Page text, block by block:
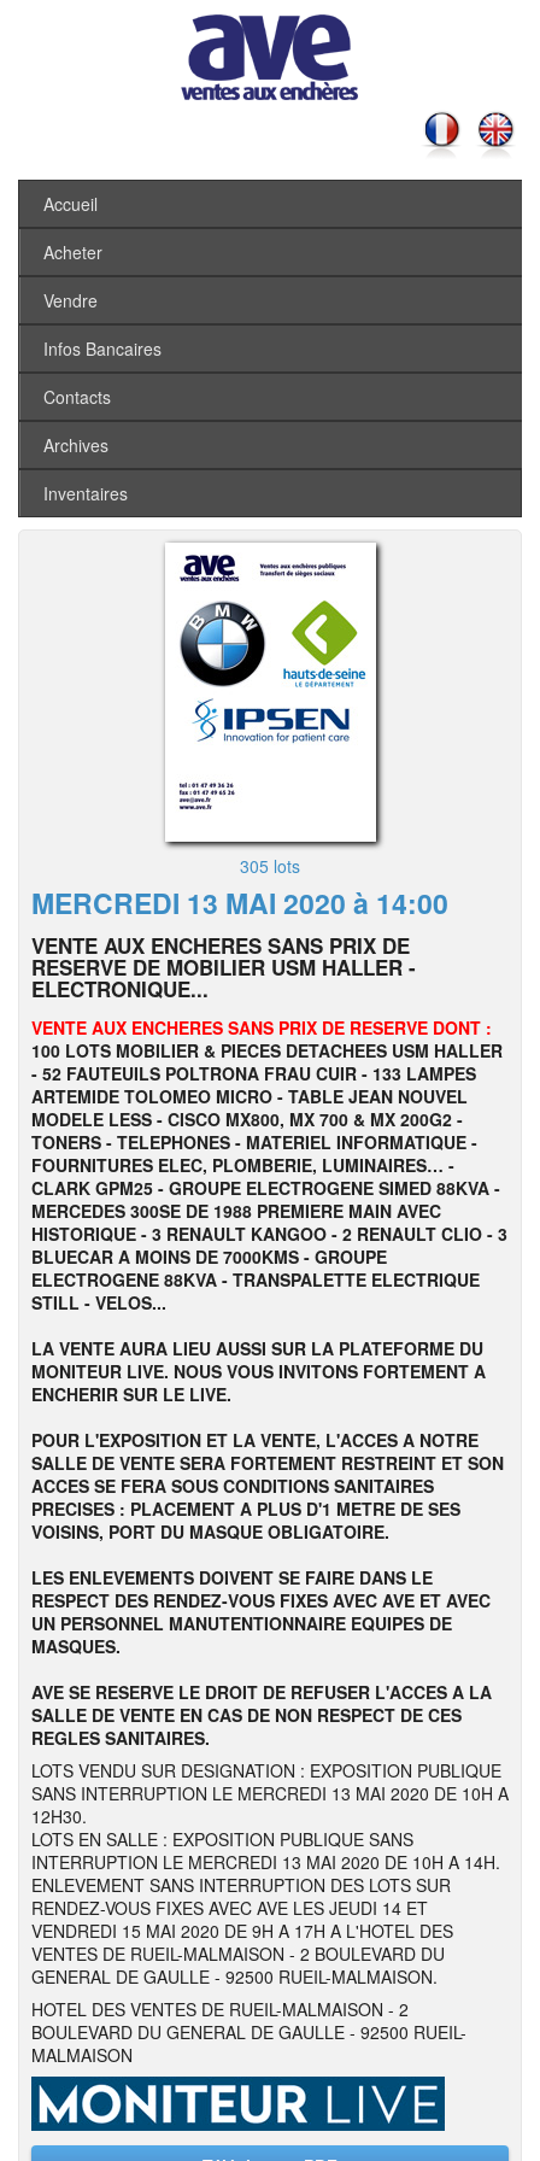
Accueil
Acheter
Vendre
Infos Bancaires
Contacts
Archives
Inventaires
305 lots
MERCREDI 13 MAI 2020 à 14:00
VENTE AUX ENCHERES SANS PRIX DE
RESERVE DE MOBILIER USM HALLER -
ELECTRONIQUE...
VENTE AUX ENCHERES SANS PRIX DE RESERVE DONT :
100 LOTS MOBILIER & PIECES DETACHEES USM HALLER
- 52 FAUTEUILS POLTRONA FRAU CUIR - 133 LAMPES
ARTEMIDE TOLOMEO MICRO - TABLE JEAN NOUVEL
MODELE LESS - CISCO MX800, MX 700 & MX 200G2 -
TONERS - TELEPHONES - MATERIEL INFORMATIQUE -
FOURNITURES ELEC, PLOMBERIE, LUMINAIRES… -
CLARK GPM25 - GROUPE ELECTROGENE SIMED 88KVA -
MERCEDES 300SE DE 1988 PREMIERE MAIN AVEC
HISTORIQUE - 3 RENAULT KANGOO - 2 RENAULT CLIO - 3
BLUECAR A MOINS DE 7000KMS - GROUPE
ELECTROGENE 88KVA - TRANSPALETTE ELECTRIQUE
STILL - VELOS...
LA VENTE AURA LIEU AUSSI SUR LA PLATEFORME DU
MONITEUR LIVE. NOUS VOUS INVITONS FORTEMENT A
ENCHERIR SUR LE LIVE.
POUR L'EXPOSITION ET LA VENTE, L'ACCES A NOTRE
SALLE DE VENTE SERA FORTEMENT RESTREINT ET SON
ACCES SE FERA SOUS CONDITIONS SANITAIRES
PRECISES : PLACEMENT A PLUS D'1 METRE DE SES
VOISINS, PORT DU MASQUE OBLIGATOIRE.
LES ENLEVEMENTS DOIVENT SE FAIRE DANS LE
RESPECT DES RENDEZ-VOUS FIXES AVEC AVE ET AVEC
UN PERSONNEL MANUTENTIONNAIRE EQUIPES DE
MASQUES.
AVE SE RESERVE LE DROIT DE REFUSER L'ACCES A LA
SALLE DE VENTE EN CAS DE NON RESPECT DE CES
REGLES SANITAIRES.
LOTS VENDU SUR DESIGNATION : EXPOSITION PUBLIQUE
SANS INTERRUPTION LE MERCREDI 13 MAI 2020 DE 10H A
12H30.
LOTS EN SALLE : EXPOSITION PUBLIQUE SANS
INTERRUPTION LE MERCREDI 13 MAI 2020 DE 10H A 14H.
ENLEVEMENT SANS INTERRUPTION DES LOTS SUR
RENDEZ-VOUS FIXES AVEC AVE LES JEUDI 14 ET
VENDREDI 15 MAI 2020 DE 9H A 17H A L'HOTEL DES
VENTES DE RUEIL-MALMAISON - 2 BOULEVARD DU
GENERAL DE GAULLE - 92500 RUEIL-MALMAISON.
HOTEL DES VENTES DE RUEIL-MALMAISON - 2
BOULEVARD DU GENERAL DE GAULLE - 92500 RUEIL-
MALMAISON